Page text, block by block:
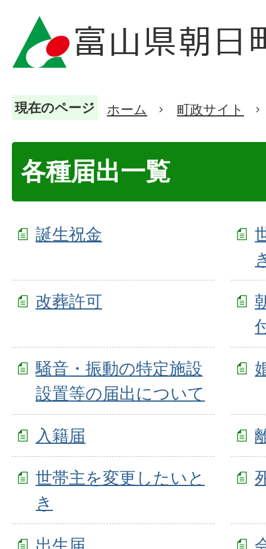
現在のページ ホーム 町政サイト
各種届出一覧
誕生祝金
改葬許可
騒音・振動の特定施設
設置等の届出について
入籍届
世帯主を変更したいと
き
出生届